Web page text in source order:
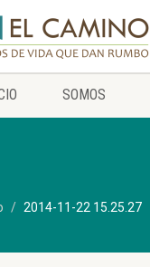
SOMOS
2014-11-22 15.25.27